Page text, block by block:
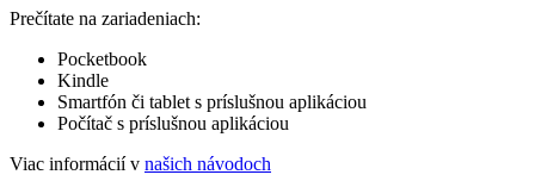
Prečítate na zariadeniach:
Pocketbook
Kindle
Smartfón či tablet s príslušnou aplikáciou
Počítač s príslušnou aplikáciou
Viac informácií v našich návodoch